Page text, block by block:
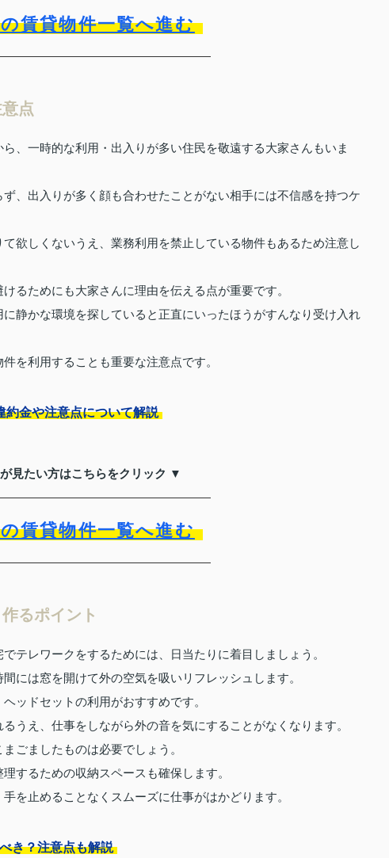
賃貸物件一覧へ進む
点
、一時的な利用・出入りが多い住民を敬遠する大家さんもいま
、出入りが多く顔も合わせたことがない相手には不信感を持つケ
欲しくないうえ、業務利用を禁止している物件もあるため注意し
るためにも大家さんに理由を伝える点が重要です。
静かな環境を探していると正直にいったほうがすんなり受け入れ
を利用することも重要な注意点です。
約金や注意点について解説
見たい方はこちらをクリック ▼
賃貸物件一覧へ進む
るポイント
テレワークをするためには、日当たりに着目しましょう。
には窓を開けて外の空気を吸いリフレッシュします。
ッドセットの利用がおすすめです。
うえ、仕事をしながら外の音を気にすることがなくなります。
ごましたものは必要でしょう。
するための収納スペースも確保します。
を止めることなくスムーズに仕事がはかどります。
き？注意点も解説